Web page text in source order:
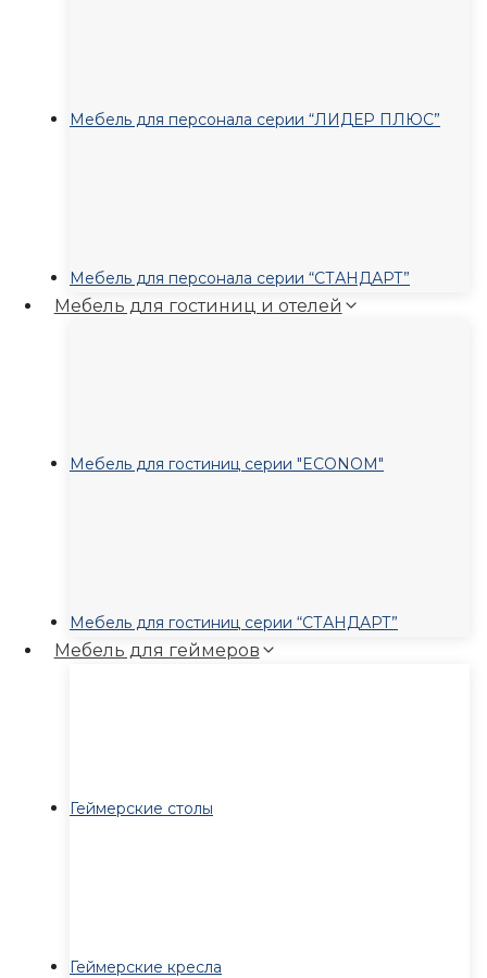
Мебель для персонала серии “ЛИДЕР ПЛЮС”
Мебель для персонала серии “СТАНДАРТ”
Мебель для гостиниц и отелей
Мебель для гостиниц серии "ECONOM"
Мебель для гостиниц серии “СТАНДАРТ”
Мебель для геймеров
Геймерские столы
Геймерские кресла